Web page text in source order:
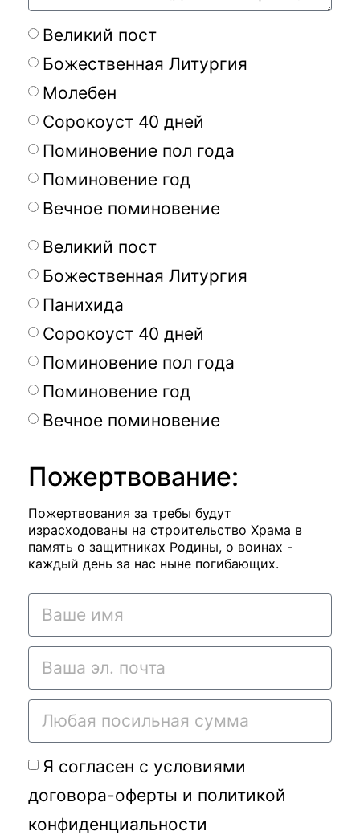
Великий пост
Божественная Литургия
Молебен
Сорокоуст 40 дней
Поминовение пол года
Поминовение год
Вечное поминовение
Великий пост
Божественная Литургия
Панихида
Сорокоуст 40 дней
Поминовение пол года
Поминовение год
Вечное поминовение
Пожертвование:
Пожертвования за требы будут
израсходованы на строительство Храма в
память о защитниках Родины, о воинах -
каждый день за нас ныне погибающих.
Я согласен с условиями
договора-оферты и политикой
конфиденциальности